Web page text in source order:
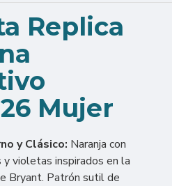
Replica
Mujer
y Clásico: Naranja con
violetas inspirados en la
Bryant. Patrón sutil de